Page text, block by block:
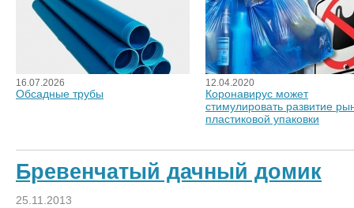
16.07.2026
Обсадные трубы
12.04.2020
Коронавирус может
стимулировать развитие
пластиковой упаковки
Бревенчатый дачный домик
25.11.2013